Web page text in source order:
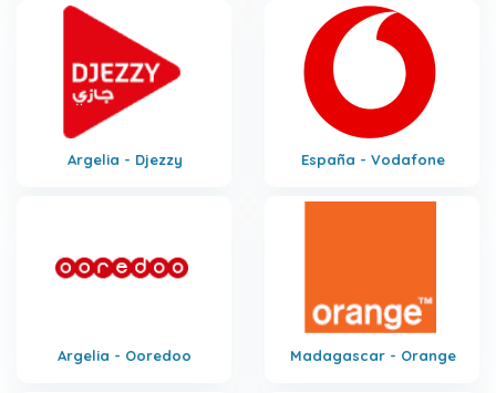
Argelia - Djezzy España - Vodafone
Argelia - Ooredoo Madagascar - Orange